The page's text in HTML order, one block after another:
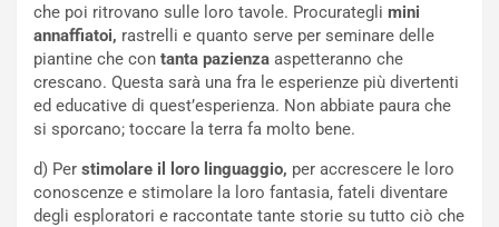
che poi ritrovano sulle loro tavole. Procurategli mini
annaffiatoi, rastrelli e quanto serve per seminare delle
piantine che con tanta pazienza aspetteranno che
crescano. Questa sarà una fra le esperienze più divertenti
ed educative di quest’esperienza. Non abbiate paura che
si sporcano; toccare la terra fa molto bene.
d) Per stimolare il loro linguaggio, per accrescere le loro
conoscenze e stimolare la loro fantasia, fateli diventare
degli esploratori e raccontate tante storie su tutto ciò che